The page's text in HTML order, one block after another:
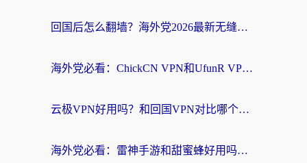
回国后怎么翻墙？海外党2026最新无缝访问国内资源全攻略（附对比实测）
海外党必看：ChickCN VPN和UfunR VPN对比哪个回国效果更好？附实用选择指南
云极VPN好用吗？和回国VPN对比哪个回国效果更好？海外党亲测避坑指南
海外党必看：雷神手游和甜蜜蜂好用吗？3步选对回国加速器无缝刷国内资源